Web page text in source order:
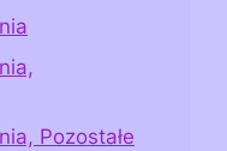
Pozostałe